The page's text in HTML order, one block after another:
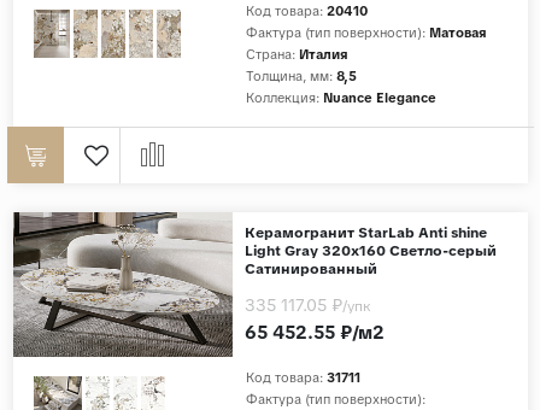
Код товара: 20410
Фактура (тип поверхности): Матовая
Страна: Италия
Толщина, мм: 8,5
Коллекция: Nuance Elegance
Керамогранит StarLab Anti shine
Light Gray 320x160 Светло-серый
Сатинированный
Код товара: 31711
Фактура (тип поверхности):
65 452.55 ₽/м2
335 117.05 ₽/упк